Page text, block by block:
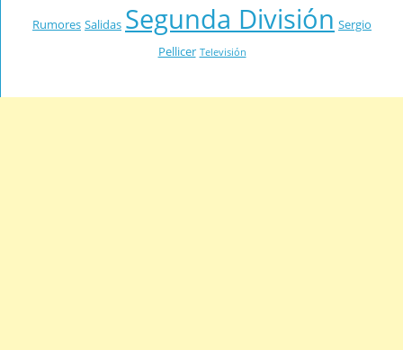
Rumores Salidas Segunda División Sergio
Pellicer Televisión